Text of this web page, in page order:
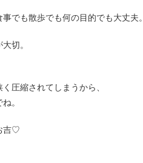
でも散歩でも何の目的でも大丈夫。
切。
圧縮されてしまうから、
。
吉♡